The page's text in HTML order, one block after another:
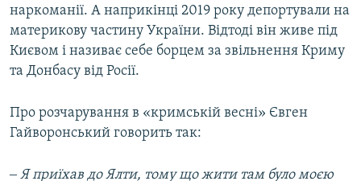
наркоманії. А наприкінці 2019 року депортували на
материкову частину України. Відтоді він живе під
Києвом і називає себе борцем за звільнення Криму
та Донбасу від Росії.
Про розчарування в «кримській весні» Євген
Гайворонський говорить так:
‒ Я приїхав до Ялти, тому що жити там було моєю